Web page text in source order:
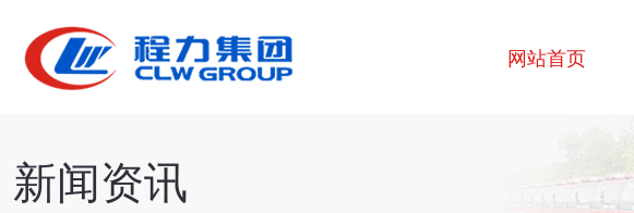
网站首页
新闻资讯